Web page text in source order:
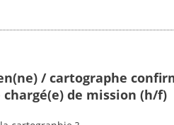
/ cartographe
de mission (h/f)